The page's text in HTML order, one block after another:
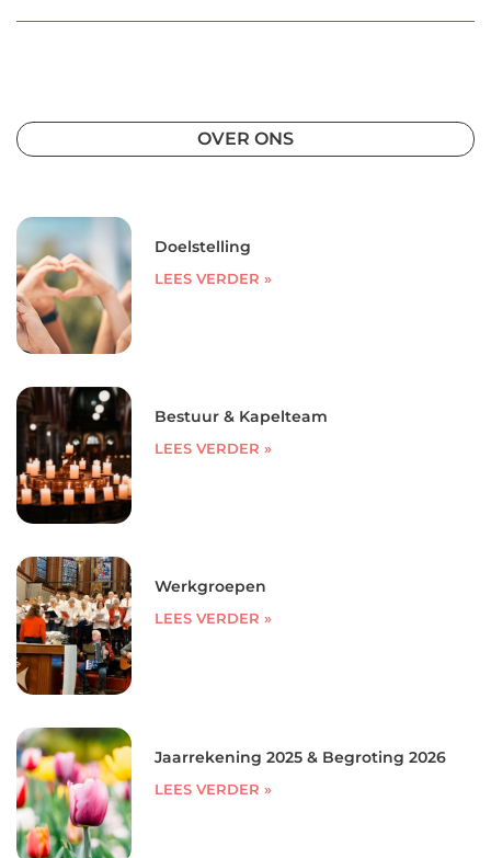
OVER ONS
Doelstelling
LEES VERDER »
Bestuur & Kapelteam
LEES VERDER »
Werkgroepen
LEES VERDER »
Jaarrekening 2025 & Begroting 2026
LEES VERDER »